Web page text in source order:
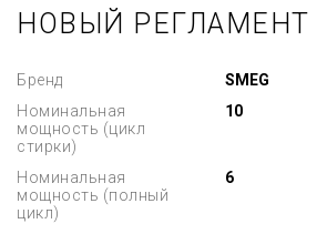
НОВЫЙ РЕГЛАМЕНТ
Бренд
SMEG
Номинальная
мощность (цикл
стирки)
10
Номинальная
мощность (полный
цикл)
6